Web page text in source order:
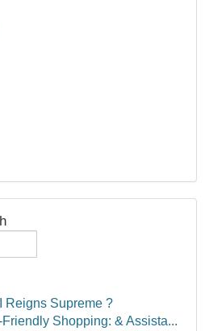
Reigns Supreme ?
Shopping: & Assista...